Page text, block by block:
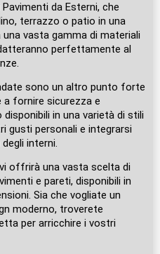
da Esterni, che
terrazzo o patio in una
vasta gamma di materiali
perfettamente al
sono un altro punto forte
fornire sicurezza e
in una varietà di stili
gusti personali e integrarsi
interni.
offrirà una vasta scelta di
e pareti, disponibili in
Sia che vogliate un
moderno, troverete
per arricchire i vostri